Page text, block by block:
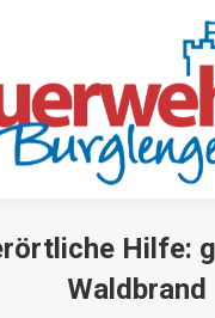
Hilfe:
Waldbrand